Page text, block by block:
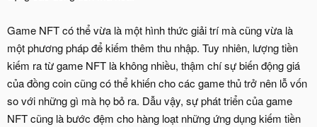
Game NFT có thể vừa là một hình thức giải trí mà cũng vừa là
một phương pháp để kiếm thêm thu nhập. Tuy nhiên, lượng tiền
kiếm ra từ game NFT là không nhiều, thậm chí sự biến động giá
của đồng coin cũng có thể khiến cho các game thủ trở nên lỗ vốn
so với những gì mà họ bỏ ra. Dẫu vậy, sự phát triển của game
NFT cũng là bước đệm cho hàng loạt những ứng dụng kiếm tiền